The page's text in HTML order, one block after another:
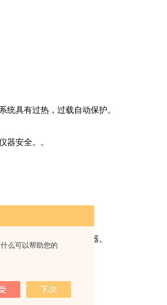
么可以帮助您的
具有过热，过载自动保护。
器安全。。
引，冷却机外实验容器。